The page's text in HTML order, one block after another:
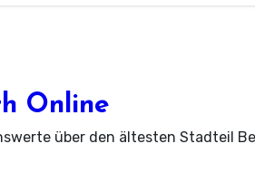
Online
über den ältesten Stadteil